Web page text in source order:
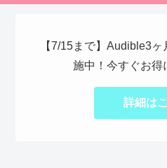
【7/15まで】Audible3
施中！今すぐお得
詳細は